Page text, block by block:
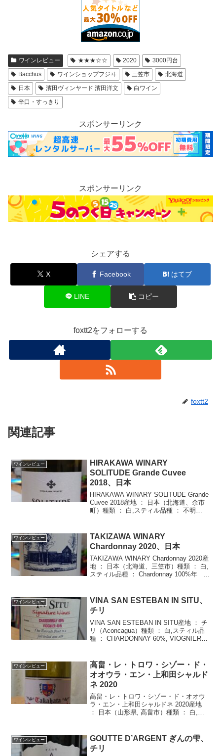
ワインレビュー ★★★☆☆ 2020
3000円台
Bacchus
ワインショップフジヰ 三笠市
北海道
日本
濱田ヴィンヤード 濱田洋文
白ワイン
辛口・すっきり
スポンサーリンク
スポンサーリンク
シェアする
X Facebook はてブ
LINE コピー
foxtt2をフォローする
foxtt2
関連記事
ワインレビュー
HIRAKAWA WINARY
SOLITUDE Grande Cuvee
2018、日本
HIRAKAWA WINARY SOLITUDE Grande
Cuvee 2018産地 ： 日本（北海道、余市
町）種類 ： 白,スティル品種 ： 不明
ワインレビュー
TAKIZAWA WINARY
Chardonnay 2020、日本
TAKIZAWA WINARY Chardonnay 2020産
地 ： 日本（北海道、三笠市）種類 ： 白,
スティル品種 ： Chardonnay 100%年
ワインレビュー
VINA SAN ESTEBAN IN SITU、
チリ
VINA SAN ESTEBAN IN SITU産地 ： チ
リ（Aconcagua）種類 ： 白,スティル品
種 ： CHARDONNAY 60%, VIOGNIER
ワインレビュー
高畠・レ・トロワ・シゾー・ド・
オオウラ・エン・上和田シャルド
ネ 2020
高畠・レ・トロワ・シゾー・ド・オオウ
ラ・エン・上和田シャルドネ 2020産地
： 日本（山形県, 高畠市）種類 ： 白,ス
ワインレビュー
GOUTTE D’ARGENT ぎんの雫、
チリ